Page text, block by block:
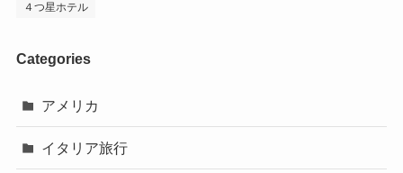
４つ星ホテル
Categories
アメリカ
イタリア旅行